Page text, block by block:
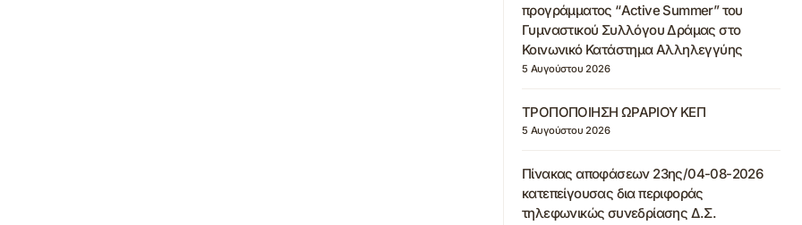
προγράμματος “Active Summer” του
Γυμναστικού Συλλόγου Δράμας στο
Κοινωνικό Κατάστημα Αλληλεγγύης
5 Αυγούστου 2026
ΤΡΟΠΟΠΟΙΗΣΗ ΩΡΑΡΙΟΥ ΚΕΠ
5 Αυγούστου 2026
Πίνακας αποφάσεων 23ης/04-08-2026
κατεπείγουσας δια περιφοράς
τηλεφωνικώς συνεδρίασης Δ.Σ.